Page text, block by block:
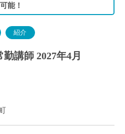
能！
紹介
講師 2027年4月